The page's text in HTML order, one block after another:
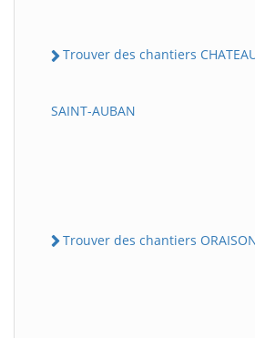
Trouver des chantiers
SAINT-AUBAN
Trouver des chantiers